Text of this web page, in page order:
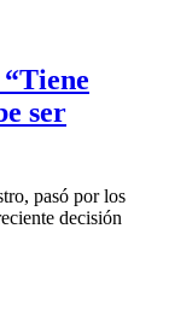
ser
pasó por los
decisión